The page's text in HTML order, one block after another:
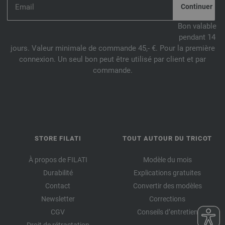
069-lilas | EAN: 4033493188159
073-pétrole foncé | EAN: 4033493188197
074-abricot | EAN: 4033493188203
081-kaki | EAN: 4033493211628
082-jaune sable | EAN: 4033493211635
083-bleu turquoise | EAN: 4033493211642
084-vieux rose | EAN: 4033493227209
085-orange | EAN: 4033493227216
Bon valable
pendant 14
jours. Valeur minimale de commande 45,- €. Pour la première
connexion. Un seul bon peut être utilisé par client et par
commande.
STORE FILATI
À propos de FILATI
Durabilité
Contact
Newsletter
CGV
TOUT AUTOUR DU TRICOT
Modèle du mois
Explications gratuites
Convertir des modèles
Corrections
Conseils d’entretien